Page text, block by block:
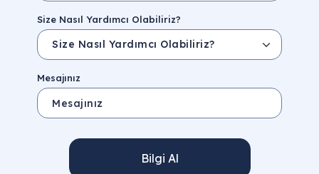
Size Nasıl Yardımcı Olabiliriz?
Mesajınız
Bilgi Al